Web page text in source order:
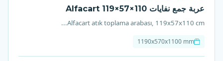
عربة جمع نفايات Alfacart 119×57×110
Alfacart atık toplama arabası, 119x57x110 cm...
1190x570x1100 mm